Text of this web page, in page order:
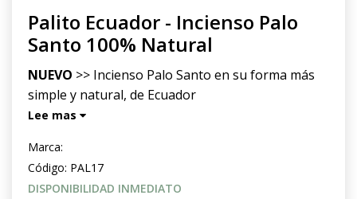
Palito Ecuador - Incienso Palo
Santo 100% Natural
NUEVO >> Incienso Palo Santo en su forma más
simple y natural, de Ecuador
Lee mas
Marca:
Código: PAL17
DISPONIBILIDAD INMEDIATO